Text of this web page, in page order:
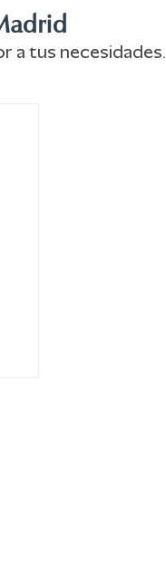
a tus necesidades.